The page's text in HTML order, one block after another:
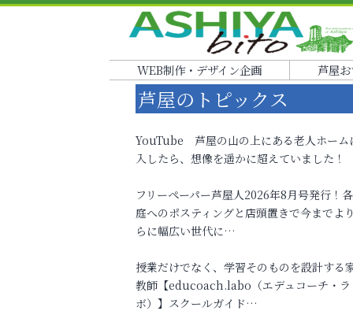
WEB制作・デザイン企画 芦屋
芦屋のトピックス
YouTube 芦屋の山の上にある老人ホーム
入したら、想像を遥かに超えていました！
フリーペーパー芦屋人2026年8月号発行！
庭へのポスティングと店頭置きで今までよ
らに幅広い世代に…
授業だけでなく、学習そのものを設計する
教師【educoach.labo（エデュコーチ・ラ
ボ）】スクールガイド…